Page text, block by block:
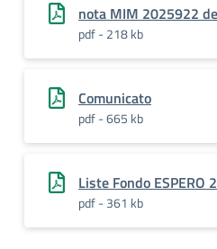
nota MIM 2025922
pdf - 218 kb
Comunicato
pdf - 665 kb
Liste Fondo ESPERO
pdf - 361 kb